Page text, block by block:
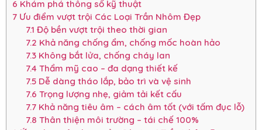
6 Khám phá thông số kỹ thuật
7 Ưu điểm vượt trội Các Loại Trần Nhôm Đẹp
7.1 Độ bền vượt trội theo thời gian
7.2 Khả năng chống ẩm, chống mốc hoàn hảo
7.3Không bắt lửa, chống cháy lan
7.4 Thẩm mỹ cao – đa dạng thiết kế
7.5Dễ dàng tháo lắp, bảo trì và vệ sinh
7.6 Trọng lượng nhẹ, giảm tải kết cấu
7.7Khả năng tiêu âm – cách âm tốt (với tấm đục lỗ)
7.8 Thân thiện môi trường – tái chế 100%